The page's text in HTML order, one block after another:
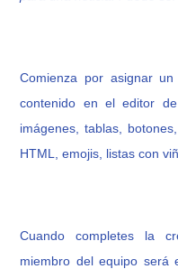
Comienza por asignar
contenido en el editor
imágenes, tablas,
HTML, emojis, listas con
Cuando completes la
miembro del equipo